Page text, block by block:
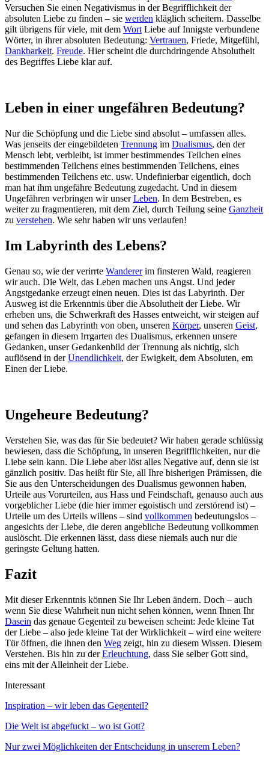
Versuchen Sie einen Negativismus in der Begrifflichkeit der
absoluten Liebe zu finden – sie werden kläglich scheitern. Dasselbe
gilt übrigens für viele, mit dem Wort Liebe auf Innigste verbundene
Wörter, in ihrer absoluten Bedeutung: Vertrauen, Friede, Mitgefühl,
Dankbarkeit. Freude. Hier scheint die durchdringende Absolutheit
des Begriffes Liebe klar auf.
Leben in einer ungefähren Bedeutung?
Nur die Schöpfung und die Liebe sind absolut – umfassen alles.
Was jenseits der eingebildeten Trennung im Dualismus, den der
Mensch lebt, verbleibt, ist immer bestimmendes Teilchen eines
bestimmenden Teilchens eines bestimmenden Teilchens, eines
bestimmenden Teilchens etc. usw. Undefinierbar eigentlich, doch
man hat ihm ungefähre Bedeutung zugedacht. Und in diesem
Ungefähren verbringen wir unserLeben. In dem Bestreben, es
weiter zu fragmentieren, mit dem Ziel, durch Teilung seine Ganzheit
zu verstehen. Wie sehr haben wir uns verlaufen!
Im Labyrinth des Lebens?
Genau so, wie der verirrte Wandererim finsteren Wald, reagieren
wir auch. Die Welt, das Leben machen uns Angst. Und jeder
Angstgedanke erzeugt einen neuen. Dies ist das Labyrinth. Der
Ausweg ist die Erkenntnis über die Absolutheit der Liebe. Wir
erheben uns, die Schwerkraft des Hasses entweicht, wir steigen auf
und sehen das Labyrinth von oben, unseren Körper, unseren Geist,
gefangen in diesem Irrgarten des Dualismus, erkennen unsere
Gedanken, unser Gedankenbild der Trennung als nichtig, sich
auflösend in derUnendlichkeit, der Ewigkeit, dem Absoluten, em
Einen der Liebe.
Ungeheure Bedeutung?
Verstehen Sie, was das für Sie bedeutet? Wir haben gerade schlüssig
bewiesen, dass die Schöpfung, in unseren Begrifflichkeiten, nur die
Liebe sein kann. Die Liebe aber löst alles Negative auf, denn sie ist
gänzlich positiv. Das heißt für Sie, all Ihre bisherigen Prämissen, die
Sie aus den Unterscheidungen des Dualismus gewonnen haben,
Urteile aus Vorurteilen, aus Hass und Feindschaft, genauso auch aus
vorgeblicher Liebe (die hier immer egoistisch und zerstörend ist) –
Urteile um des Urteils willens – sind vollkommen bedeutungslos –
angesichts der Liebe, die deren angebliche Bedeutung vollkommen
auslöscht. Die erkennen lässt, dass diese niemals auch nur die
geringste Geltung hatten.
Fazit
Mit dieser Erkenntnis können Sie Ihr Leben ändern. Doch – auch
wenn Sie diese Wahrheit nun nicht sehen können, wenn Ihnen Ihr
Dasein das genaue Gegenteil zu beweisen scheint: Jede kleine Tat
der Liebe – also jede kleine Tat der Wirklichkeit – wird eine weitere
Tür öffnen, die ihnen den Weg zeigt, hin zu diesem Wissen. Diesem
Verstehen. Bis hin zu derErleuchtung, dass Sie selber Gott sind,
eins mit der Alleinheit der Liebe.
Interessant
Inspiration – wir leben das Gegenteil?
Die Welt ist abgefuckt – wo ist Gott?
Nur zwei Möglichkeiten der Entscheidung in unserem Leben?